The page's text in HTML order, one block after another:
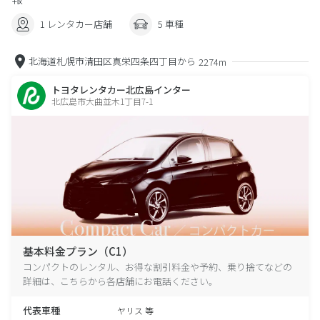
1 レンタカー店舗 5 車種
北海道札幌市清田区真栄四条四丁目から 2274m
トヨタレンタカー北広島インター
北広島市大曲並木1丁目7-1
基本料金プラン（C1）
コンパクトのレンタル、お得な割引料金や予約、乗り捨てなどの
詳細は、こちらから各店舗にお電話ください。
代表車種 ヤリス 等